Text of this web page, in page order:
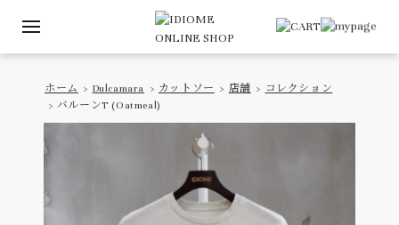
ホーム > Dulcamara > カットソー > 店舗 > コレクション
> バルーンT (Oatmeal)